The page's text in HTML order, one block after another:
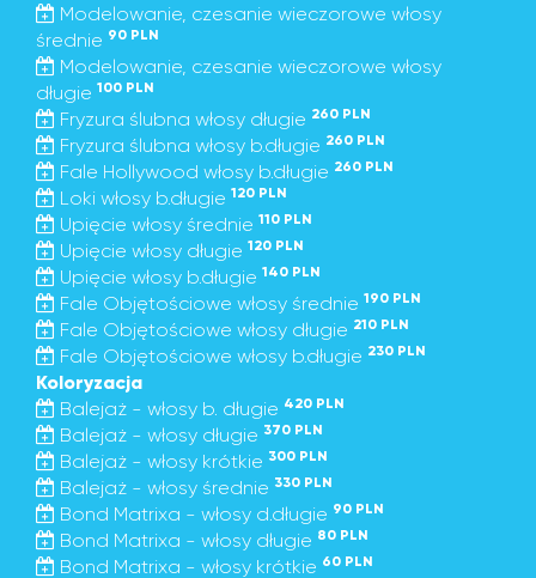
Modelowanie, czesanie wieczorowe włosy
średnie 90 PLN
Modelowanie, czesanie wieczorowe włosy
długie 100 PLN
Fryzura ślubna włosy długie 260 PLN
Fryzura ślubna włosy b.długie 260 PLN
Fale Hollywood włosy b.długie 260 PLN
Loki włosy b.długie 120 PLN
Upięcie włosy średnie 110 PLN
Upięcie włosy długie 120 PLN
Upięcie włosy b.długie 140 PLN
Fale Objętościowe włosy średnie 190 PLN
Fale Objętościowe włosy długie 210 PLN
Fale Objętościowe włosy b.długie 230 PLN
Koloryzacja
Balejaż - włosy b. długie 420 PLN
Balejaż - włosy długie 370 PLN
Balejaż - włosy krótkie 300 PLN
Balejaż - włosy średnie 330 PLN
Bond Matrixa - włosy d.długie 90 PLN
Bond Matrixa - włosy długie 80 PLN
Bond Matrixa - włosy krótkie 60 PLN